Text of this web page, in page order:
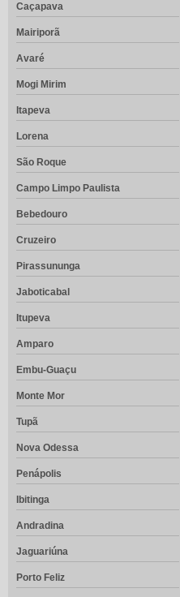
Caçapava
Mairiporã
Avaré
Mogi Mirim
Itapeva
Lorena
São Roque
Campo Limpo Paulista
Bebedouro
Cruzeiro
Pirassununga
Jaboticabal
Itupeva
Amparo
Embu-Guaçu
Monte Mor
Tupã
Nova Odessa
Penápolis
Ibitinga
Andradina
Jaguariúna
Porto Feliz